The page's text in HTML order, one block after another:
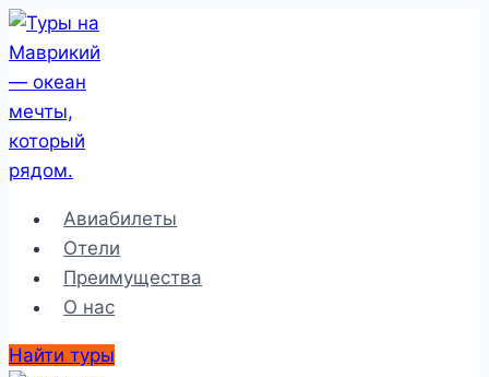
Перейти
к
содержимому
Авиабилеты
Отели
Преимущества
О нас
Найти туры